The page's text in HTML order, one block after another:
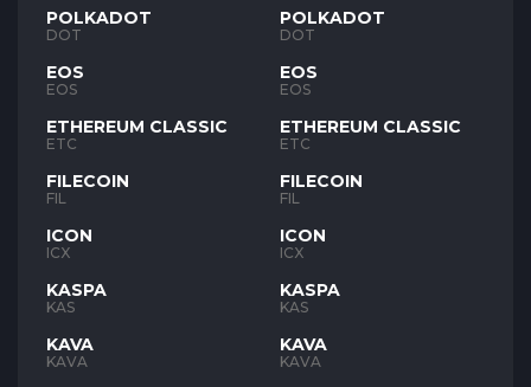
POLKADOT
DOT
EOS
EOS
ETHEREUM CLASSIC
ETC
FILECOIN
FIL
ICON
ICX
KASPA
KAS
KAVA
KAVA
POLKADOT
DOT
EOS
EOS
ETHEREUM CLASSIC
ETC
FILECOIN
FIL
ICON
ICX
KASPA
KAS
KAVA
KAVA